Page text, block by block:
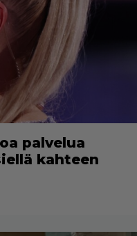
palvelua
kahteen